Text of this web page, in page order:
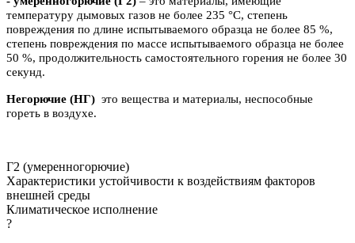
температуру дымовых газов не более 235 °C, степень
повреждения по длине испытываемого образца не более 85 %,
степень повреждения по массе испытываемого образца не более
50 %, продолжительность самостоятельного горения не более 30
секунд.
Негорючие (НГ) это вещества и материалы, неспособные
гореть в воздухе.
Г2 (умеренногорючие)
Характеристики устойчивости к воздействиям факторов
внешней среды
Климатическое исполнение
?